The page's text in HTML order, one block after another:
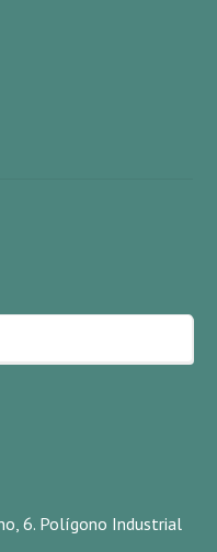
6. Polígono Industrial